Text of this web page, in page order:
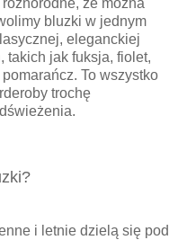
bluzki w jednym
eleganckiej
takich jak fuksja, fiolet,
To wszystko
trochę
i letnie dzielą się pod